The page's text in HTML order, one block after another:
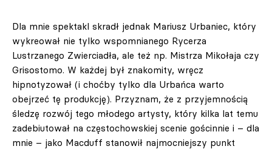
Dla mnie spektakl skradł jednak Mariusz Urbaniec, który
wykreował nie tylko wspomnianego Rycerza
Lustrzanego Zwierciadła, ale też np. Mistrza Mikołaja czy
Grisostomo. W każdej był znakomity, wręcz
hipnotyzował (i choćby tylko dla Urbańca warto
obejrzeć tę produkcję). Przyznam, że z przyjemnością
śledzę rozwój tego młodego artysty, który kilka lat temu
zadebiutował na częstochowskiej scenie gościnnie i – dla
mnie – jako Macduff stanowił najmocniejszy punkt